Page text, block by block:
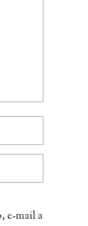
e-mail a